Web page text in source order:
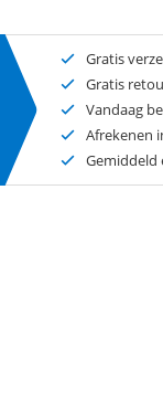
Gratis
Gratis
Vandaag
Afrekenen
Gemiddeld